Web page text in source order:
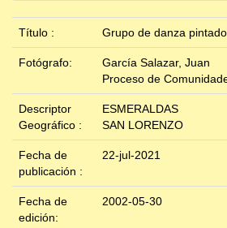
Título : Grupo de danza
Fotógrafo:
García Salazar, Juan
Proceso de
Descriptor
Geográfico :
ESMERALDAS
SAN LORENZO
Fecha de
publicación :
22-jul-2021
Fecha de
edición:
2002-05-30